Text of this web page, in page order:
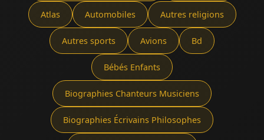
Atlas Automobiles Autres religions
Autres sports Avions Bd
Bébés Enfants
Biographies Chanteurs Musiciens
Biographies Écrivains Philosophes